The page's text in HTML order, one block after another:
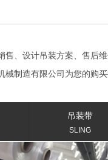
售、设计吊装方案、售后
械制造有限公司为您的购
吊装带
SLING